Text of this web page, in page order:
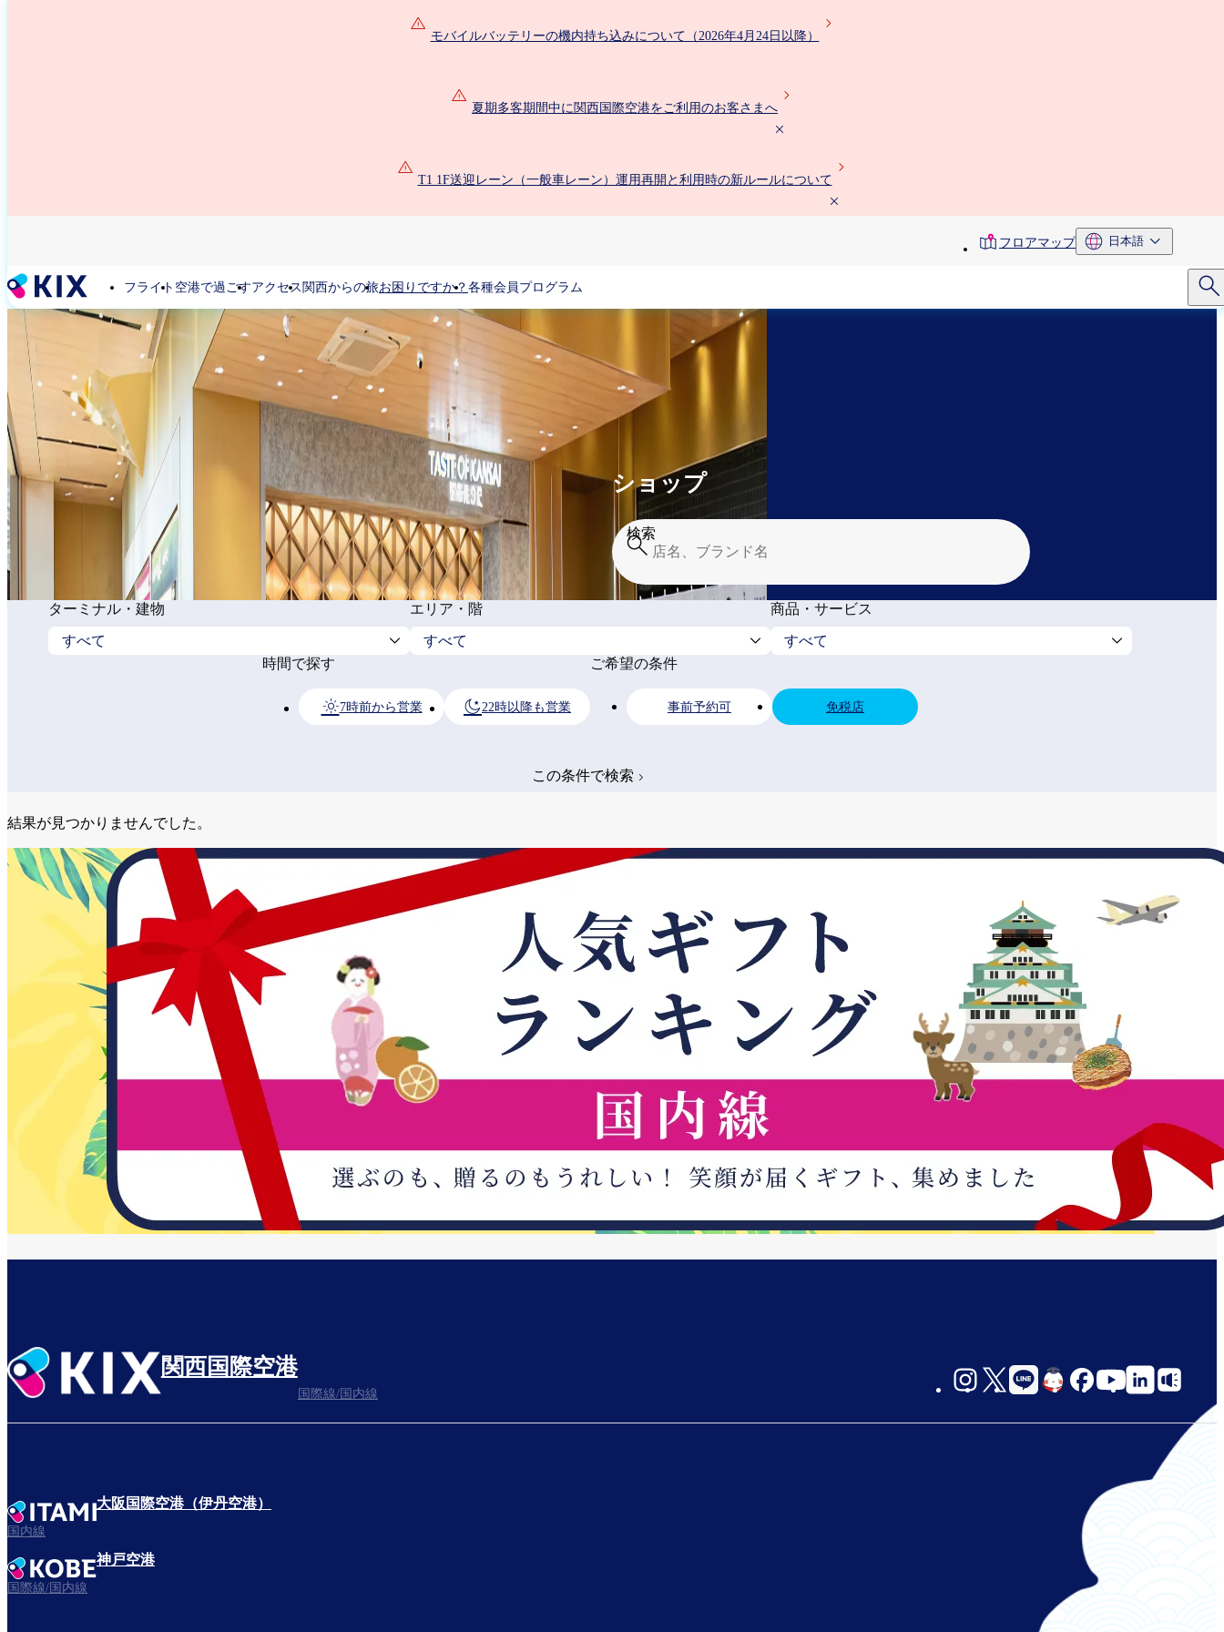
モバイルバッテリーの機内持ち込みについて（2026年4月24日以降）
夏期多客期間中に関西国際空港をご利用のお客さまへ
T1 1F送迎レーン（一般車レーン）運用再開と利用時の新ルールについて
toolbarフロアマップ 日本語
フライト 空港で過ごすアクセス 関西からの旅お困りですか？ 各種会員プログラム
ショップ
検索
ターミナル・建物 エリア・階 商品・サービス
時間で探す
7時前から営業 22時以降も営業
ご希望の条件
事前予約可 免税店
この条件で検索
結果が見つかりませんでした。
関西国際空港
国際線/国内線
大阪国際空港（伊丹空港）
国内線
神戸空港
国際線/国内線
social-
jp-